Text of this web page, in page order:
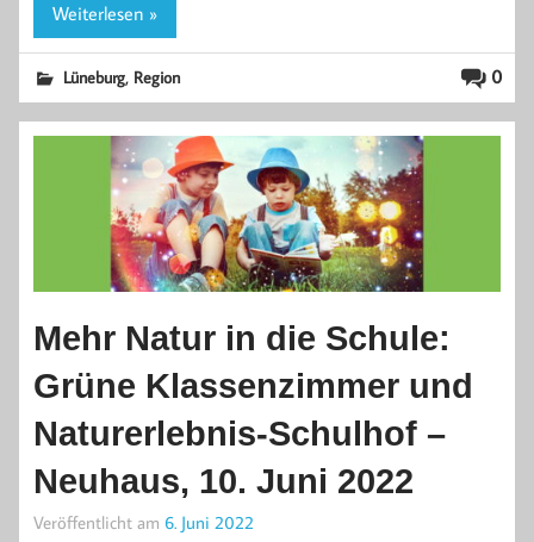
Weiterlesen »
0
Lüneburg, Region
Mehr Natur in die Schule:
Grüne Klassenzimmer und
Naturerlebnis-Schulhof –
Neuhaus, 10. Juni 2022
Veröffentlicht am 6. Juni 2022